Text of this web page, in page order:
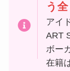
う
アイ
ART
ボー
在籍